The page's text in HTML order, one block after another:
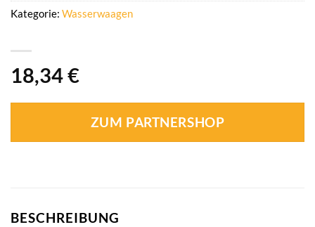
18,34€
ZUM PARTNERSHOP
Kategorie: Wasserwaagen
BESCHREIBUNG